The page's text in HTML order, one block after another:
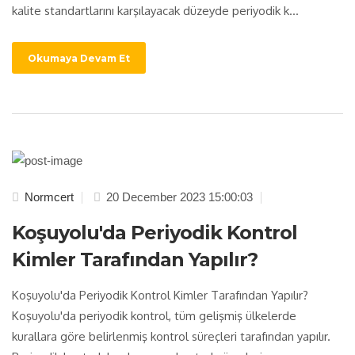
kalite standartlarını karşılayacak düzeyde periyodik k...
Okumaya Devam Et
Normcert 20 December 2023 15:00:03
Koşuyolu'da Periyodik Kontrol
Kimler Tarafından Yapılır?
Koşuyolu'da Periyodik Kontrol Kimler Tarafından Yapılır?
Koşuyolu'da periyodik kontrol, tüm gelişmiş ülkelerde
kurallara göre belirlenmiş kontrol süreçleri tarafından yapılır.